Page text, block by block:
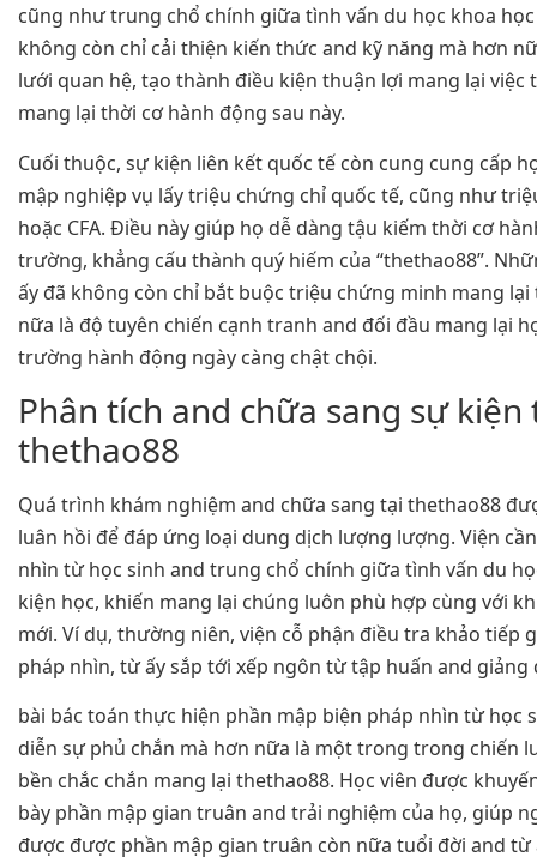
cũng như trung chổ chính giữa tình vấn du học khoa
không còn chỉ cải thiện kiến thức and kỹ năng mà hơn
lưới quan hệ, tạo thành điều kiện thuận lợi mang lại việc
mang lại thời cơ hành động sau này.
Cuối thuộc, sự kiện liên kết quốc tế còn cung cung cấp
mập nghiệp vụ lấy triệu chứng chỉ quốc tế, cũng như
hoặc CFA. Điều này giúp họ dễ dàng tậu kiếm thời cơ
trường, khẳng cấu thành quý hiếm của “thethao88”.
ấy đã không còn chỉ bắt buộc triệu chứng minh mang
nữa là độ tuyên chiến cạnh tranh and đối đầu mang lại
trường hành động ngày càng chật chội.
Phân tích and chữa sang sự
thethao88
Quá trình khám nghiệm and chữa sang tại thethao88
luân hồi để đáp ứng loại dung dịch lượng lượng. Viện
nhìn từ học sinh and trung chổ chính giữa tình vấn du
kiện học, khiến mang lại chúng luôn phù hợp cùng với
mới. Ví dụ, thường niên, viện cỗ phận điều tra khảo tiếp
pháp nhìn, từ ấy sắp tới xếp ngôn từ tập huấn and giảng
bài bác toán thực hiện phần mập biện pháp nhìn từ học
diễn sự phủ chắn mà hơn nữa là một trong trong chiến
bền chắc chắn mang lại thethao88. Học viên được
bày phần mập gian truân and trải nghiệm của họ, giúp
được được phần mập gian truân còn nữa tuổi đời and từ